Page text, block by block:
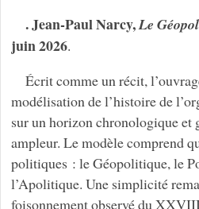
. Jean-Paul Narcy,Le
juin 2026.
Écrit comme un récit,
modélisation de l’histoire de
sur un horizon chronologique et
ampleur. Le modèle comprend
politiques : le Géopolitique, le
l’Apolitique. Une simplicité
foisonnement observé du